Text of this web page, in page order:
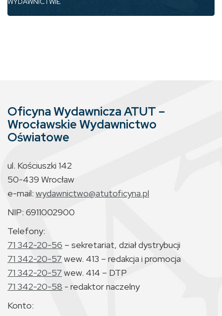
Oficyna Wydawnicza ATUT –
Wrocławskie Wydawnictwo
Oświatowe
ul. Kościuszki 142
50-439 Wrocław
e-mail: wydawnictwo@atutoficyna.pl
NIP: 6911002900
Telefony:
71 342-20-56 – sekretariat, dział dystrybucji
71 342-20-57 wew. 413 – redakcja i promocja
71 342-20-57 wew. 414 – DTP
71 342-20-58 - redaktor naczelny
Konto: